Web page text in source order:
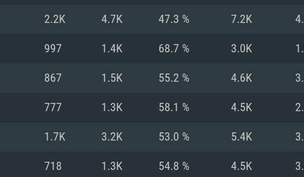
11: AMD
660. La
le jeu est de
Carte graphique
drivers: Nvidia
570 et plus.
Connection:
Disque dur: 75.9 Go
supportés)
(Mac), ou
minimale
ne sont pas supportés)
Mémoire: 8 GB
Carte graphique:
support de Metal
Connection:
Disque dur: 62,2 Go
les derniers
pour AMD
Carte graphique:
drivers (moins de 6
(Radeon RX 570) avec
2.2K 4.7K 47.3 % 7.2K
997 1.4K 68.7 % 3.0K
867 1.5K 55.2 % 4.6K
777 1.3K 58.1 % 4.5K
1.7K 3.2K 53.0 % 5.4K
718 1.3K 54.8 % 4.5K